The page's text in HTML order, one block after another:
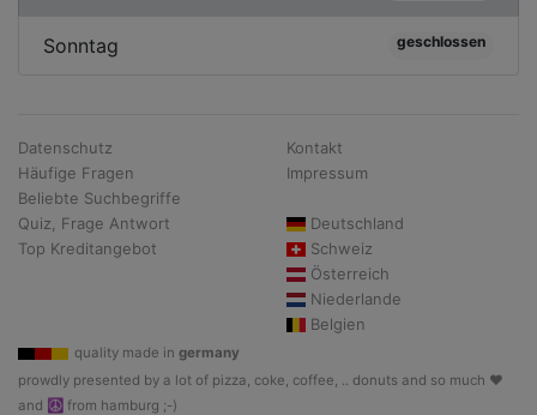
Sonntag geschlossen
Datenschutz
Häufige Fragen
Beliebte Suchbegriffe
Quiz, Frage Antwort
Top Kreditangebot
Kontakt
Impressum
Deutschland
Schweiz
Österreich
Niederlande
Belgien
quality made in germany
prowdly presented by a lot of pizza, coke, coffee, .. donuts and so much ♥
and ☮ from hamburg ;-)